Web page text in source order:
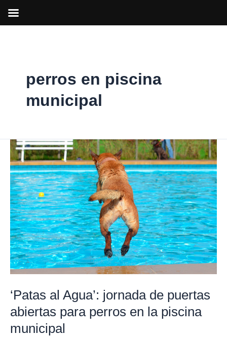
perros en piscina
municipal
‘Patas al Agua’: jornada de puertas
abiertas para perros en la piscina
municipal
‘Patas
al
Agua’:
jornada
de
puertas
abiertas
para
perros
en
la
piscina
municipal